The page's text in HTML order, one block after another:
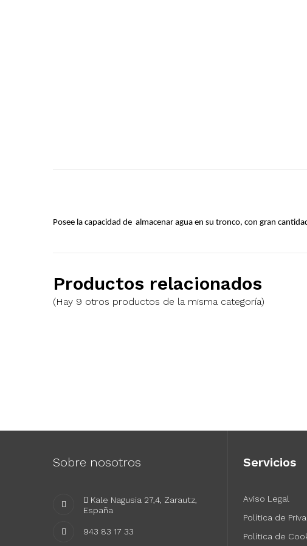
Posee la capacidad de almacenar agua en su tronco, con gran
Productos relacionados
(Hay 9 otros productos de la misma categoría)
Sobre nosotros
 Kale Nagusia 27,4, Zarautz,
España
943 83 17 33
Servicios
Aviso Legal
Política de
Política de